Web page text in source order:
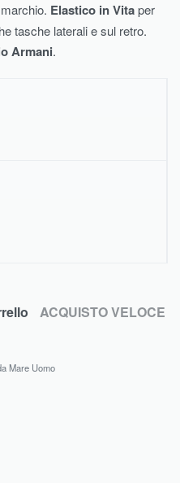
Elastico in Vitaper
tasche laterali e sul retro.
Armani.
ACQUISTO VELOCE
Mare Uomo